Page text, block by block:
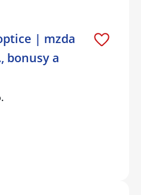
| mzda
bonusy a